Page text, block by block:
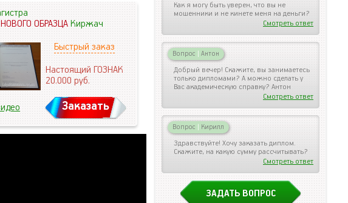
НОВОГО ОБРАЗЦАКиржач
Быстрый заказ
Настоящий ГОЗНАК
20.000руб.
Заказать
Как я могу быть уверен, что вы не
мошенники и не кинете меня на деньги?
Смотреть ответ
Вопрос | Антон
Добрый вечер! Скажите, вы занимаетесь
только дипломами? А можно сделать у
Вас академическую справку? Антон
Смотреть ответ
Вопрос | Кирилл
Здравствуйте! Хочу заказать диплом.
Скажите, на какую сумму рассчитывать?
Смотреть ответ
ЗАДАТЬ ВОПРОС